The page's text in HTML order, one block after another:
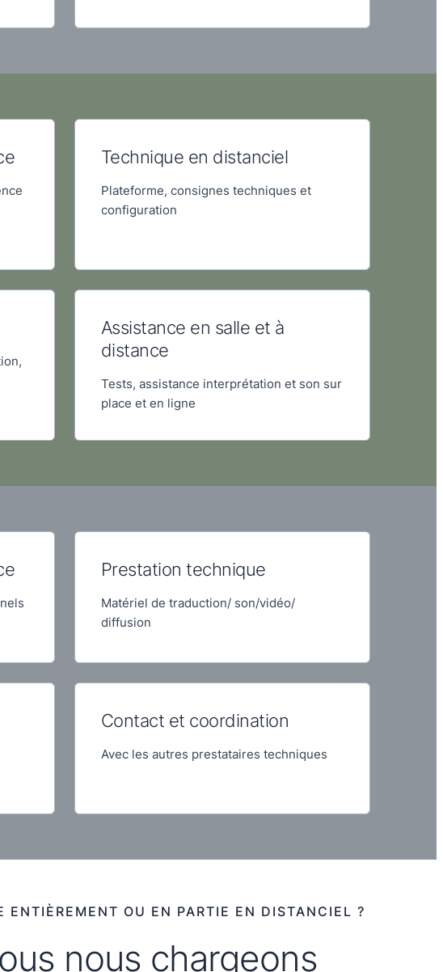
Technique en distanciel
Plateforme, consignes techniques et
configuration
Assistance en salle et à
distance
Tests, assistance interprétation et son sur
place et en ligne
Prestation technique
Matériel de traduction/ son/vidéo/
diffusion
Contact et coordination
Avec les autres prestataires techniques
OU EN PARTIE EN DISTANCIEL ?
nous chargeons